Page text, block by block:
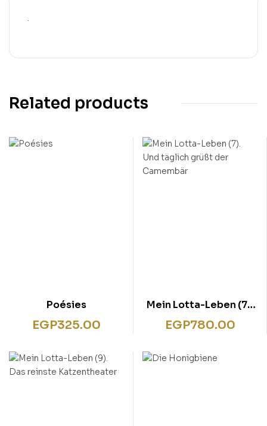
.
Related products
Poésies
EGP325.00
Mein Lotta-Leben (7).
Und täglich grüßt der
Camembär
EGP780.00